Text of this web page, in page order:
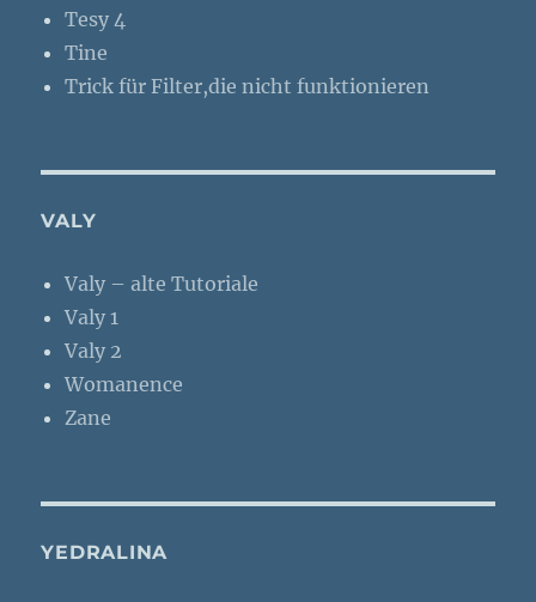
Tesy 4
Tine
Trick für Filter,die nicht funktionieren
VALY
Valy – alte Tutoriale
Valy 1
Valy 2
Womanence
Zane
YEDRALINA